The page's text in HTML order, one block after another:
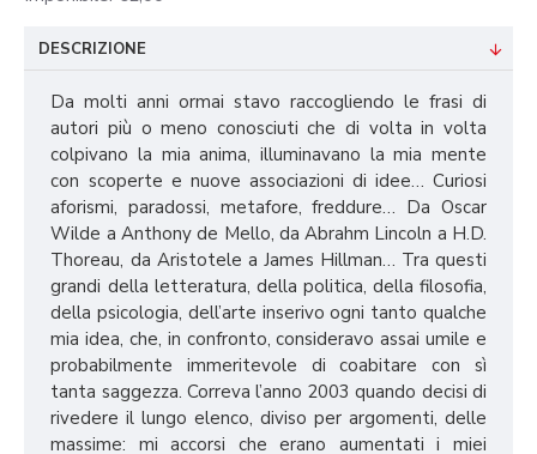
DESCRIZIONE
Da molti anni ormai stavo raccogliendo le frasi di
autori più o meno conosciuti che di volta in volta
colpivano la mia anima, illuminavano la mia mente
con scoperte e nuove associazioni di idee… Curiosi
aforismi, paradossi, metafore, freddure… Da Oscar
Wilde a Anthony de Mello, da Abrahm Lincoln a H.D.
Thoreau, da Aristotele a James Hillman… Tra questi
grandi della letteratura, della politica, della filosofia,
della psicologia, dell’arte inserivo ogni tanto qualche
mia idea, che, in confronto, consideravo assai umile e
probabilmente immeritevole di coabitare con sì
tanta saggezza. Correva l’anno 2003 quando decisi di
rivedere il lungo elenco, diviso per argomenti, delle
massime: mi accorsi che erano aumentati i miei